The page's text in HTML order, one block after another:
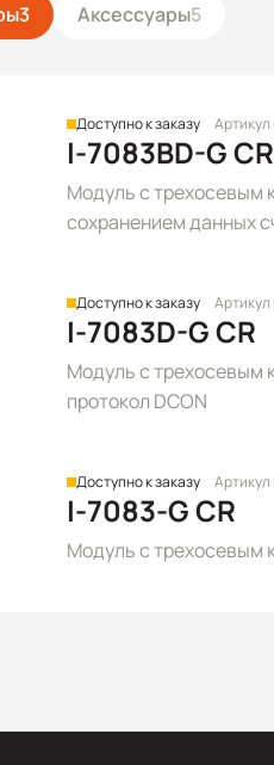
3 Аксессуары5
Доступно к заказу Артикул
I-7083BD-G CR
Модуль с трехосевым
сохранением данных
Доступно к заказу Артикул
I-7083D-G CR
Модуль с трехосевым
протокол DCON
Доступно к заказу Артикул
I-7083-G CR
Модуль с трехосевым